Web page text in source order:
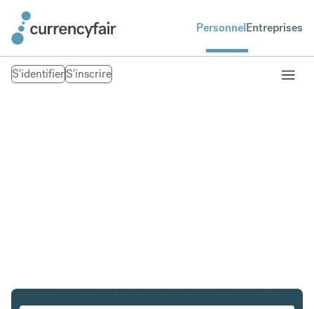
PersonnelEntreprises
S'identifierS'inscrire